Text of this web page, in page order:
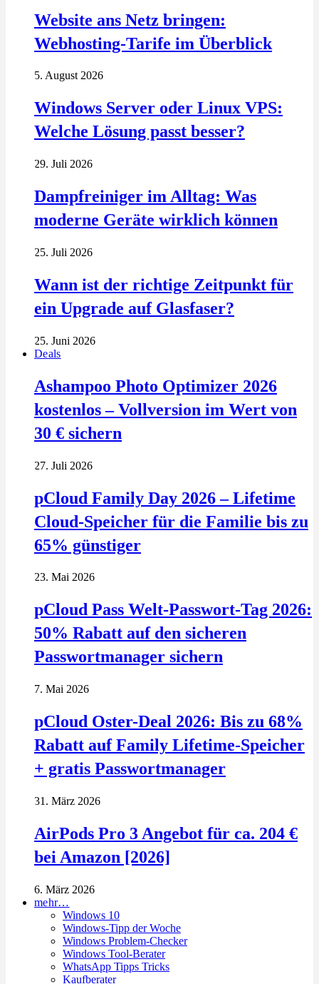
Website ans Netz bringen:
Webhosting-Tarife im Überblick
5. August 2026
Windows Server oder Linux VPS:
Welche Lösung passt besser?
29. Juli 2026
Dampfreiniger im Alltag: Was
moderne Geräte wirklich können
25. Juli 2026
Wann ist der richtige Zeitpunkt für
ein Upgrade auf Glasfaser?
25. Juni 2026
Deals
Ashampoo Photo Optimizer 2026
kostenlos – Vollversion im Wert von
30 € sichern
27. Juli 2026
pCloud Family Day 2026 – Lifetime
Cloud-Speicher für die Familie bis zu
65% günstiger
23. Mai 2026
pCloud Pass Welt-Passwort-Tag 2026:
50% Rabatt auf den sicheren
Passwortmanager sichern
7. Mai 2026
pCloud Oster-Deal 2026: Bis zu 68%
Rabatt auf Family Lifetime-Speicher
+ gratis Passwortmanager
31. März 2026
AirPods Pro 3 Angebot für ca. 204 €
bei Amazon [2026]
6. März 2026
mehr…
Windows 10
Windows-Tipp der Woche
Windows Problem-Checker
Windows Tool-Berater
WhatsApp Tipps Tricks
Kaufberater